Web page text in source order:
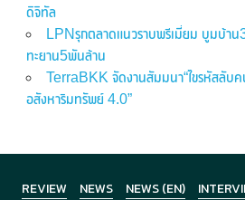
ดิจิทัล
LPNรุกตลาดแนวราบพรีเมี่ยม บูมบ้าน
ทะยาน5พันล้าน
TerraBKK จัดงานสัมมนา“ไขรหัสลับ
อสังหาริมทรัพย์ 4.0”
REVIEW NEWS NEWS (EN)